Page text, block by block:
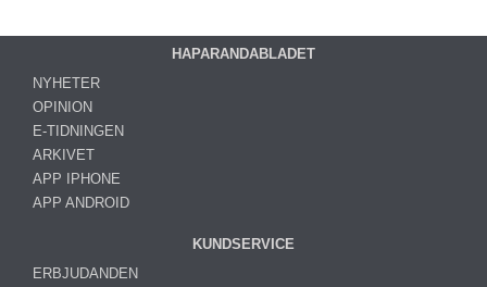
HAPARANDABLADET
NYHETER
OPINION
E-TIDNINGEN
ARKIVET
APP IPHONE
APP ANDROID
KUNDSERVICE
ERBJUDANDEN